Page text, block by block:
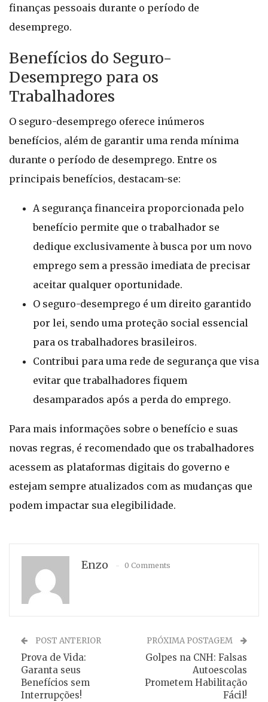
finanças pessoais durante o período de
desemprego.
Benefícios do Seguro-
Desemprego para os
Trabalhadores
O seguro-desemprego oferece inúmeros
benefícios, além de garantir uma renda mínima
durante o período de desemprego. Entre os
principais benefícios, destacam-se:
A segurança financeira proporcionada pelo
benefício permite que o trabalhador se
dedique exclusivamente à busca por um novo
emprego sem a pressão imediata de precisar
aceitar qualquer oportunidade.
O seguro-desemprego é um direito garantido
por lei, sendo uma proteção social essencial
para os trabalhadores brasileiros.
Contribui para uma rede de segurança que visa
evitar que trabalhadores fiquem
desamparados após a perda do emprego.
Para mais informações sobre o benefício e suas
novas regras, é recomendado que os trabalhadores
acessem as plataformas digitais do governo e
estejam sempre atualizados com as mudanças que
podem impactar sua elegibilidade.
Enzo 0 Comments
POST ANTERIOR
Prova de Vida:
Garanta seus
Benefícios sem
Interrupções!
PRÓXIMA POSTAGEM
Golpes na CNH: Falsas
Autoescolas
Prometem Habilitação
Fácil!